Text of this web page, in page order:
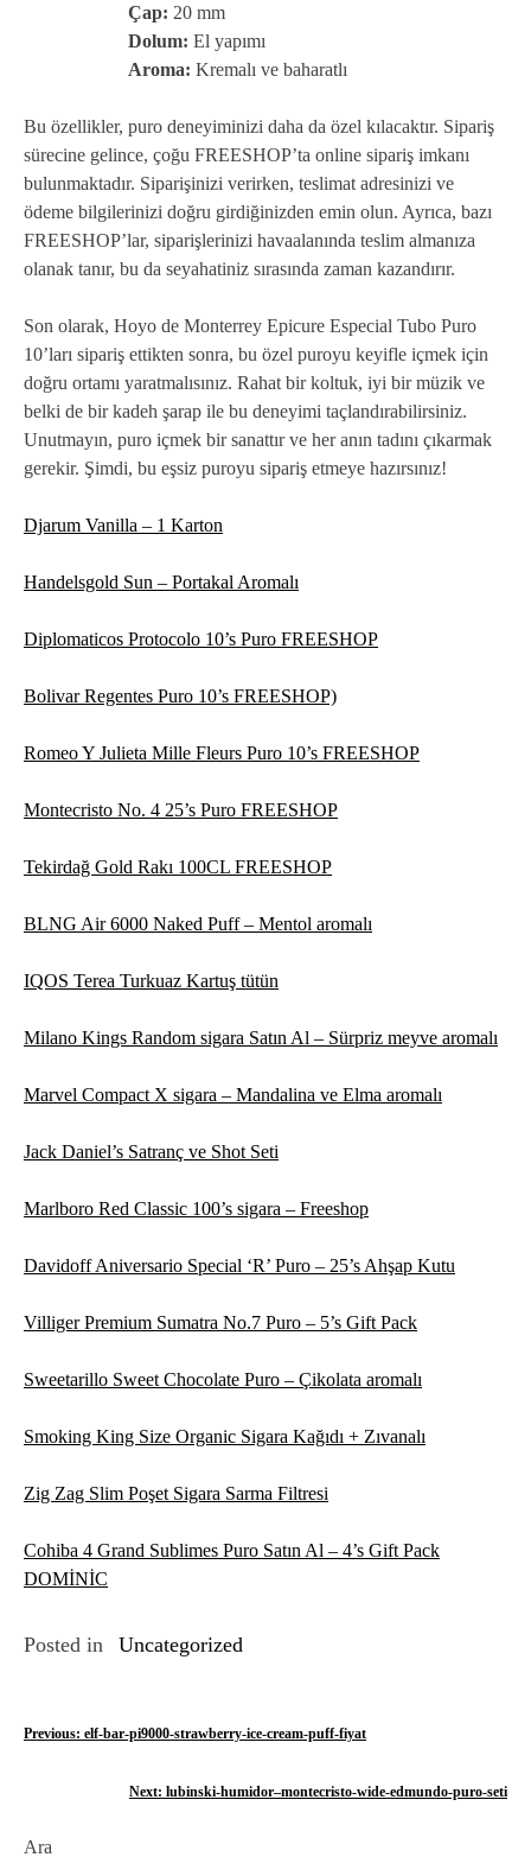
Çap: 20 mm
Dolum: El yapımı
Aroma: Kremalı ve baharatlı
Bu özellikler, puro deneyiminizi daha da özel kılacaktır. Sipariş
sürecine gelince, çoğu FREESHOP’ta online sipariş imkanı
bulunmaktadır. Siparişinizi verirken, teslimat adresinizi ve
ödeme bilgilerinizi doğru girdiğinizden emin olun. Ayrıca, bazı
FREESHOP’lar, siparişlerinizi havaalanında teslim almanıza
olanak tanır, bu da seyahatiniz sırasında zaman kazandırır.
Son olarak, Hoyo de Monterrey Epicure Especial Tubo Puro
10’ları sipariş ettikten sonra, bu özel puroyu keyifle içmek için
doğru ortamı yaratmalısınız. Rahat bir koltuk, iyi bir müzik ve
belki de bir kadeh şarap ile bu deneyimi taçlandırabilirsiniz.
Unutmayın, puro içmek bir sanattır ve her anın tadını çıkarmak
gerekir. Şimdi, bu eşsiz puroyu sipariş etmeye hazırsınız!
Djarum Vanilla – 1 Karton
Handelsgold Sun – Portakal Aromalı
Diplomaticos Protocolo 10’s Puro FREESHOP
Bolivar Regentes Puro 10’s FREESHOP)
Romeo Y Julieta Mille Fleurs Puro 10’s FREESHOP
Montecristo No. 4 25’s Puro FREESHOP
Tekirdağ Gold Rakı 100CL FREESHOP
BLNG Air 6000 Naked Puff – Mentol aromalı
IQOS Terea Turkuaz Kartuş tütün
Milano Kings Random sigara Satın Al – Sürpriz meyve aromalı
Marvel Compact X sigara – Mandalina ve Elma aromalı
Jack Daniel’s Satranç ve Shot Seti
Marlboro Red Classic 100’s sigara – Freeshop
Davidoff Aniversario Special ‘R’ Puro – 25’s Ahşap Kutu
Villiger Premium Sumatra No.7 Puro – 5’s Gift Pack
Sweetarillo Sweet Chocolate Puro – Çikolata aromalı
Smoking King Size Organic Sigara Kağıdı + Zıvanalı
Zig Zag Slim Poşet Sigara Sarma Filtresi
Cohiba 4 Grand Sublimes Puro Satın Al – 4’s Gift Pack
DOMİNİC
Posted in Uncategorized
Y
Previous: elf-bar-pi9000-strawberry-ice-cream-puff-fiyat
Next: lubinski-humidor–montecristo-wide-edmundo-puro-seti
Ara